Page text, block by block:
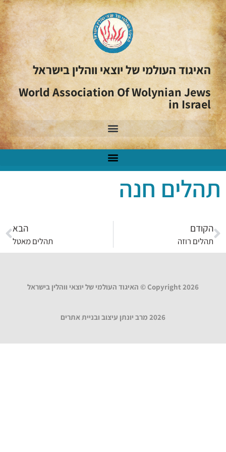
האיגוד העולמי של יוצאי ווהלין בישראל
World Association Of Wolynian Jews
in Israel
תהלים חנה
הקודם
תהלים רוזה
הבא
תהלים מאטל
Copyright 2026 © האיגוד העולמי של יוצאי ווהלין בישראל
2026 מרב יונתן עיצוב ובניית אתרים